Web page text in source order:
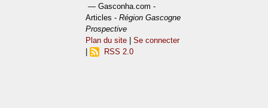
— Gasconha.com -
Articles -Région Gascogne
Prospective
Plan du site |Se connecter
RSS 2.0